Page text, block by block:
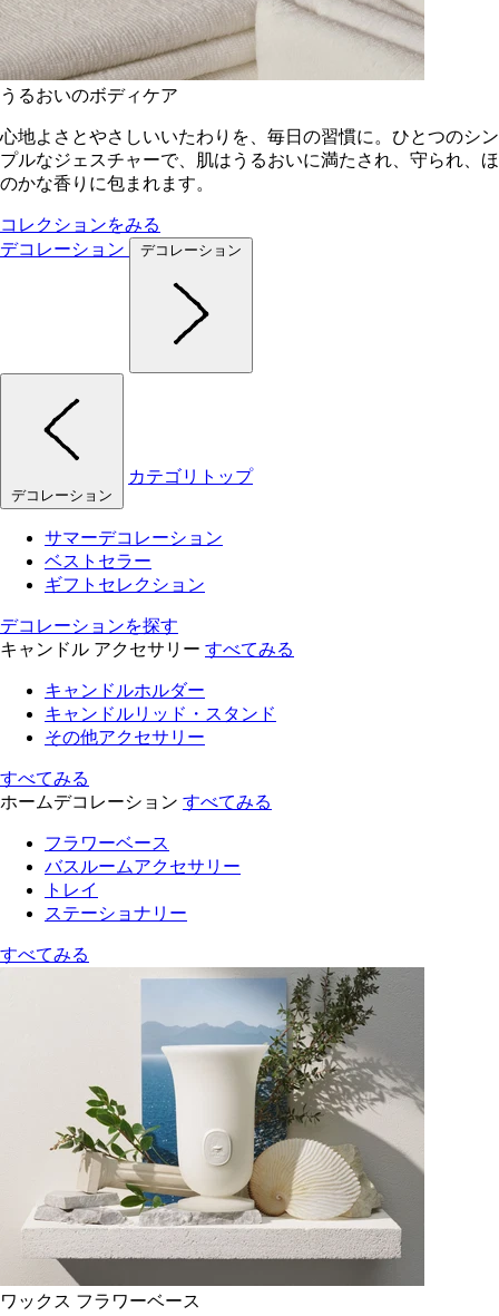
うるおいのボディケア
心地よさとやさしいいたわりを、毎日の習慣に。ひとつのシン
プルなジェスチャーで、肌はうるおいに満たされ、守られ、ほ
のかな香りに包まれます。
コレクションをみる
デコレーション
デコレーション
デコレーション
カテゴリトップ
サマーデコレーション
ベストセラー
ギフトセレクション
デコレーションを探す
キャンドル アクセサリー すべてみる
キャンドルホルダー
キャンドルリッド・スタンド
その他アクセサリー
すべてみる
ホームデコレーション すべてみる
フラワーベース
バスルームアクセサリー
トレイ
ステーショナリー
すべてみる
ワックス フラワーベース